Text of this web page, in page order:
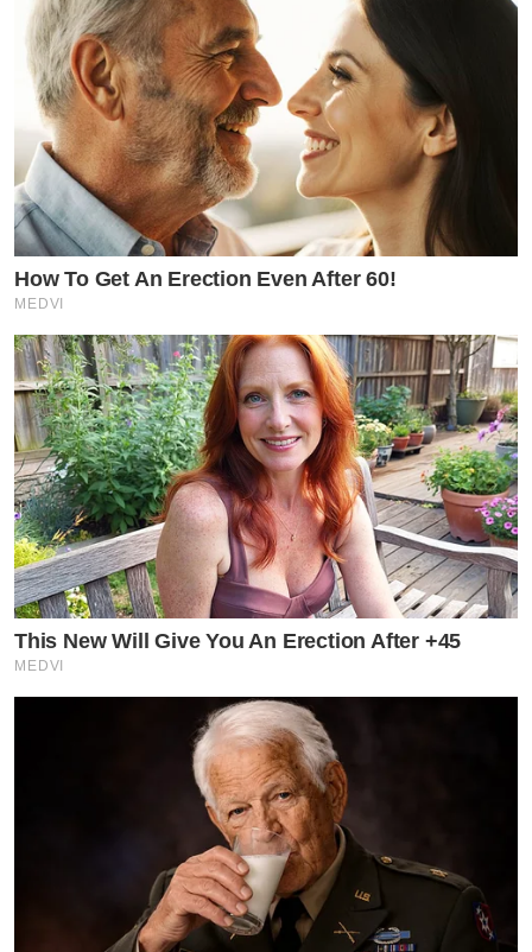
How To Get An Erection Even After 60!
MEDVI
This New Will Give You An Erection After +45
MEDVI